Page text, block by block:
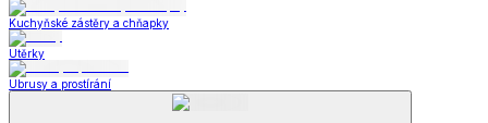
Kuchyňské zástěry a chňapky
Utěrky
Ubrusy a prostírání